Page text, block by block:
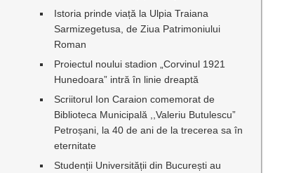
Istoria prinde viață la Ulpia Traiana
Sarmizegetusa, de Ziua Patrimoniului
Roman
Proiectul noului stadion „Corvinul 1921
Hunedoara” intră în linie dreaptă
Scriitorul Ion Caraion comemorat de
Biblioteca Municipală ,,Valeriu Butulescu”
Petroșani, la 40 de ani de la trecerea sa în
eternitate
Studenții Universității din București au